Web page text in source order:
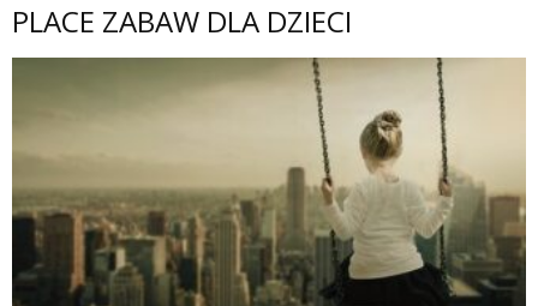
PLACE ZABAW DLA DZIECI